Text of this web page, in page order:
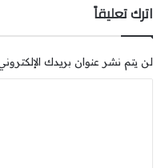
واختتم البلاغ بالتأكيد على
عبر وسائل الإعلام
اترك تعليقاً
لن يتم نشر عنوان بريدك